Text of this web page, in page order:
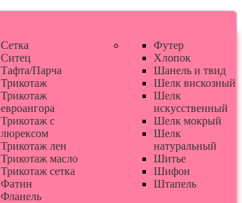
Сетка
Ситец
Тафта/Парча
Трикотаж
Трикотаж
евроангора
Трикотаж с
люрексом
Трикотаж лен
Трикотаж масло
Трикотаж сетка
Фатин
Фланель
Футер
Хлопок
Шанель и твид
Шелк вискозный
Шелк
искусственный
Шелк мокрый
Шелк
натуральный
Шитье
Шифон
Штапель